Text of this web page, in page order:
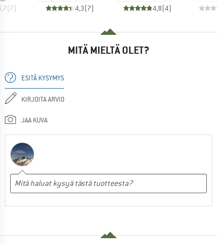
(7) 4,3(7) 4,8(4)
MITÄ MIELTÄ OLET?
ESITÄ KYSYMYS
KIRJOITA ARVIO
JAA KUVA